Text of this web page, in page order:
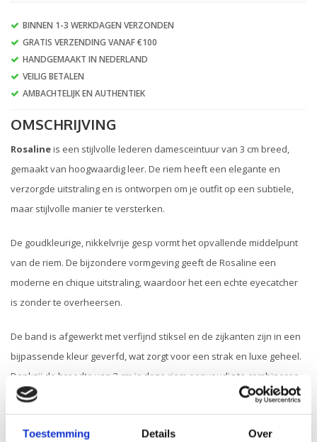
Toestemming Details Over
BINNEN 1-3 WERKDAGEN VERZONDEN
GRATIS VERZENDING VANAF €100
HANDGEMAAKT IN NEDERLAND
VEILIG BETALEN
AMBACHTELIJK EN AUTHENTIEK
OMSCHRIJVING
Rosalineis een stijlvolle lederen damesceintuur van 3 cm breed,
gemaakt van hoogwaardig leer. De riem heeft een elegante en
verzorgde uitstraling en is ontworpen om je outfit op een subtiele,
maar stijlvolle manier te versterken.
De goudkleurige, nikkelvrije gesp vormt het opvallende middelpunt
van de riem. De bijzondere vormgeving geeft de Rosaline een
moderne en chique uitstraling, waardoor het een echte eyecatcher
is zonder te overheersen.
De band is afgewerkt met verfijnd stiksel en de zijkanten zijn in een
bijpassende kleur geverfd, wat zorgt voor een strak en luxe geheel.
Dankzij de breedte van 3 cm is deze riem eenvoudig te combineren
met zowel casual als meer geklede outfits, zoals een jeans,